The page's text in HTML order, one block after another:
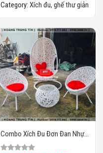
Category: Xích đu, ghế thư giản
Combo Xích Đu Đơn Đan Nhựa
Giả Mây HTT02